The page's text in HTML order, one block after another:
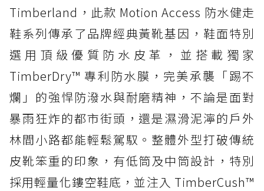
Timberland，此款 Motion Access 防水健走
鞋系列傳承了品牌經典黃靴基因，鞋面特別
選用頂級優質防水皮革，並搭載獨家
TimberDry™ 專利防水膜，完美承襲「踢不
爛」的強悍防潑水與耐磨精神，不論是面對
暴雨狂炸的都市街頭，還是濕滑泥濘的戶外
林間小路都能輕鬆駕馭。整體外型打破傳統
皮靴笨重的印象，有低筒及中筒設計，特別
採用輕量化鏤空鞋底，並注入 TimberCush™